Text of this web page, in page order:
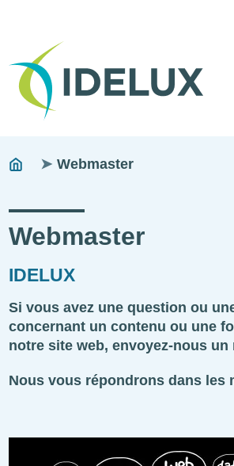
Pfadnavigation
You
Webmaster
Webmaster
IDELUX
Si vous avez une question ou
concernant un contenu ou une
notre site web, envoyez-nous un
Nous vous répondrons dans les